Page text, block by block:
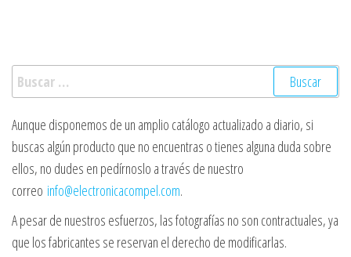
Buscar:
Aunque disponemos de un amplio catálogo actualizado a diario, si
buscas algún producto que no encuentras o tienes alguna duda sobre
ellos, no dudes en pedírnoslo a través de nuestro
correo info@electronicacompel.com.
A pesar de nuestros esfuerzos, las fotografías no son contractuales, ya
que los fabricantes se reservan el derecho de modificarlas.